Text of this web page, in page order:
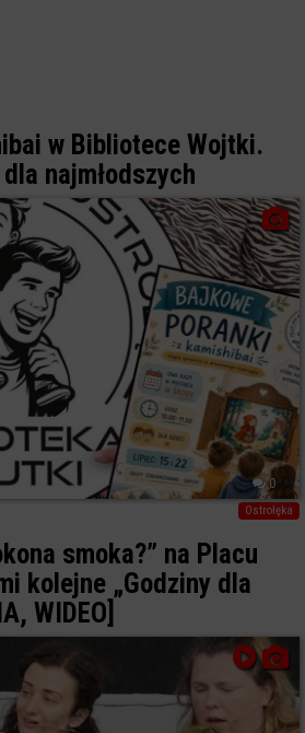
w Bibliotece Wojtki.
najmłodszych
0
Ostrołęka
smoka?” na Placu
kolejne „Godziny dla
WIDEO]